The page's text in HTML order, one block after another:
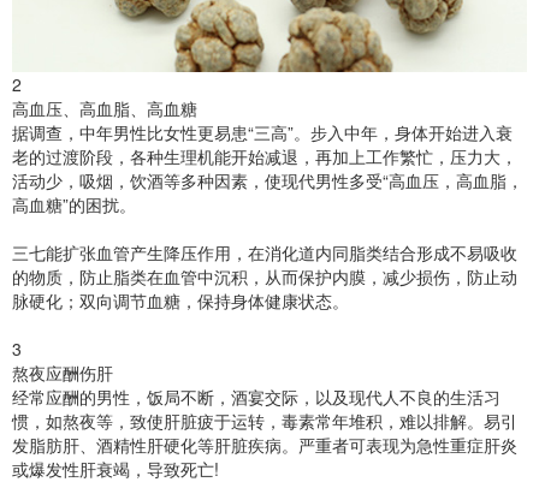
2
高血压、高血脂、高血糖
据调查，中年男性比女性更易患“三高”。步入中年，身体开始进入衰
老的过渡阶段，各种生理机能开始减退，再加上工作繁忙，压力大，
活动少，吸烟，饮酒等多种因素，使现代男性多受“高血压，高血脂，
高血糖”的困扰。
三七能扩张血管产生降压作用，在消化道内同脂类结合形成不易吸收
的物质，防止脂类在血管中沉积，从而保护内膜，减少损伤，防止动
脉硬化；双向调节血糖，保持身体健康状态。
3
熬夜应酬伤肝
经常应酬的男性，饭局不断，酒宴交际，以及现代人不良的生活习
惯，如熬夜等，致使肝脏疲于运转，毒素常年堆积，难以排解。易引
发脂肪肝、酒精性肝硬化等肝脏疾病。严重者可表现为急性重症肝炎
或爆发性肝衰竭，导致死亡!